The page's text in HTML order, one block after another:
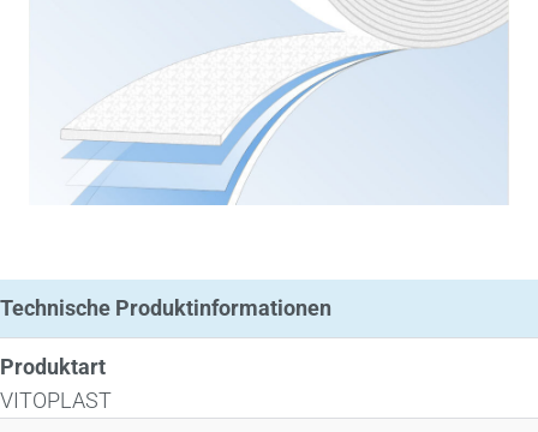
Technische Produktinformationen
Produktart
VITOPLAST